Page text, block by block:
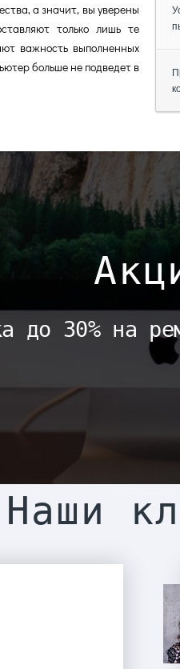
а значит, вы уверены
только лишь те
важность выполненных
больше не подведет в
до 30% на
Наши